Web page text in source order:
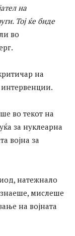
на
Тој ќе биде
во
на
во текот на
за нуклеарна
војна за
натежнало
знаеше, мислеше
на војната